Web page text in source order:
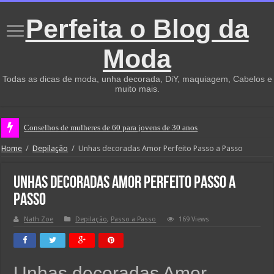
Perfeita o Blog da
Moda
Todas as dicas de moda, unha decorada, DiY, maquiagem, Cabelos e
muito mais.
Conselhos de mulheres de 60 para jovens de 30 anos
Home / Depilação / Unhas decoradas Amor Perfeito Passo a Passo
Unhas decoradas Amor Perfeito Passo a
Passo
Nath Zoe Depilação, Passo a Passo 169 Views